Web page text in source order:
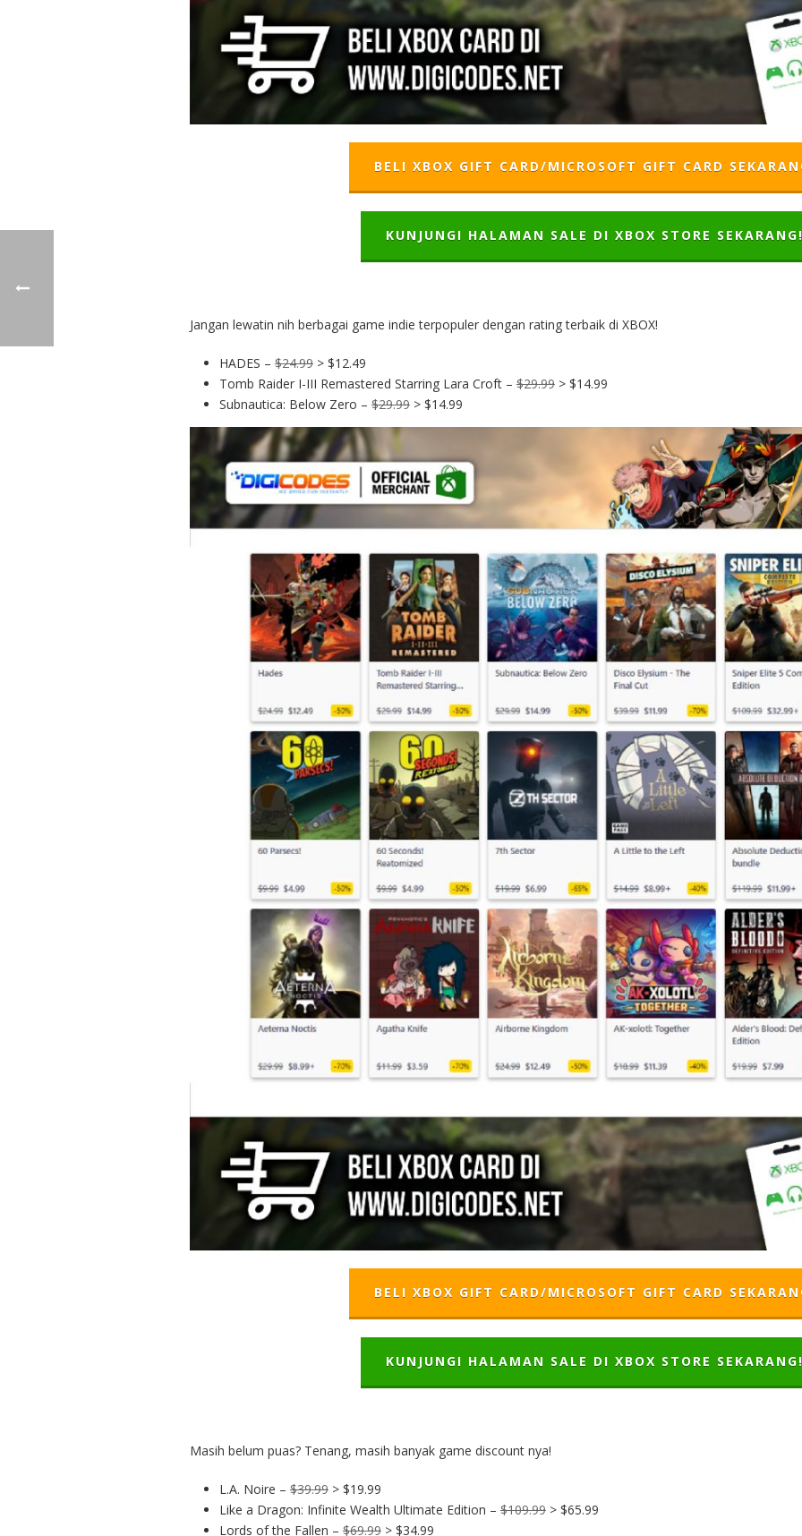
BELI XBOX GIFT CARD/MICROSOFT GIFT CARD
KUNJUNGI HALAMAN SALE DI XBOX STORE
Jangan lewatin nih berbagai game indie terpopuler dengan rating terbaik di XBOX!
HADES – $24.99> $12.49
Tomb Raider I-III Remastered Starring Lara Croft – $29.99> $14.99
Subnautica: Below Zero – $29.99> $14.99
BELI XBOX GIFT CARD/MICROSOFT GIFT CARD
KUNJUNGI HALAMAN SALE DI XBOX STORE
Masih belum puas? Tenang, masih banyak game discount nya!
L.A. Noire – $39.99> $19.99
Like a Dragon: Infinite Wealth Ultimate Edition – $109.99> $65.99
Lords of the Fallen – $69.99> $34.99